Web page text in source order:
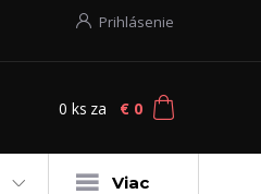
Prihlásenie
0 ks za € 0
Viac